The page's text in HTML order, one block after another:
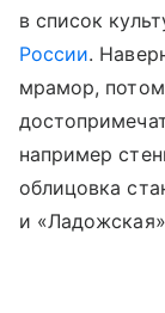
в список
России.
мрамор,
например
облицовка
и